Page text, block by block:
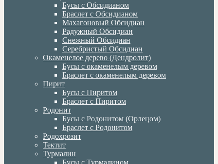
Бусы с Обсидианом
Браслет с Обсидианом
Махагоновый Обсидиан
Радужный Обсидиан
Снежный Обсидиан
Серебристый Обсидиан
Окаменелое дерево (Дендролит)
Бусы с окаменелым деревом
Браслет с окаменелым деревом
Пирит
Бусы с Пиритом
Браслет с Пиритом
Родонит
Бусы с Родонитом (Орлецом)
Браслет с Родонитом
Родохрозит
Тектит
Турмалин
Бусы с Турмалином